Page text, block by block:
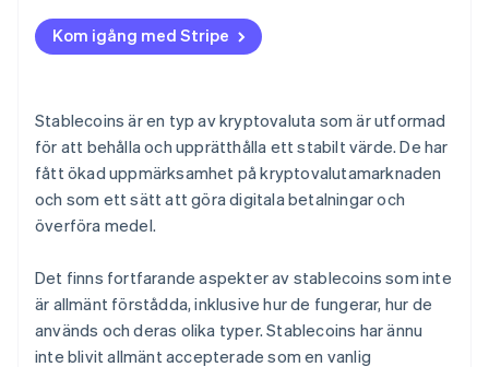
Förhållandet med centralbankernas digitala valutor
(CBDC)
Kom igång med Stripe
Stablecoins är en typ av kryptovaluta som är utformad
för att behålla och upprätthålla ett stabilt värde. De har
fått ökad uppmärksamhet på kryptovalutamarknaden
och som ett sätt att göra digitala betalningar och
överföra medel.
Det finns fortfarande aspekter av stablecoins som inte
är allmänt förstådda, inklusive hur de fungerar, hur de
används och deras olika typer. Stablecoins har ännu
inte blivit allmänt accepterade som en vanlig